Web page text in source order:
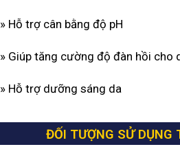
» Hỗ trợ cân bằng độ pH
» Giúp tăng cường độ đàn hồi cho
» Hỗ trợ dưỡng sáng da
ĐỐI TƯỢNG SỬ DỤNG